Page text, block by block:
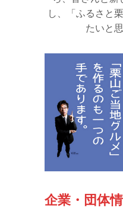
し、「ふるさと
たいと
企業・団体